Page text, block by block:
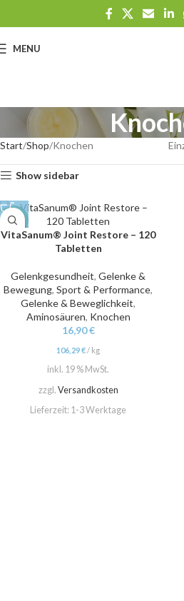
MENU
Start Shop Knochen
Show sidebar
NEW
VitaSanum® Joint Restore – 120
Tabletten
Gelenkgesundheit, Gelenke &
Bewegung, Sport & Performance,
Gelenke & Beweglichkeit,
Aminosäuren, Knochen
16,90€
106,29€/ kg
inkl. 19 % MwSt.
zzgl. Versandkosten
Lieferzeit: 1-3 Werktage